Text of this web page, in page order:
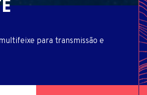
para transmissão e